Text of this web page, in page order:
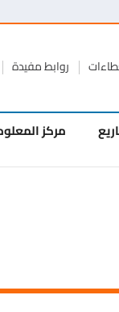
روابط مفيدة
مركز المعلومات